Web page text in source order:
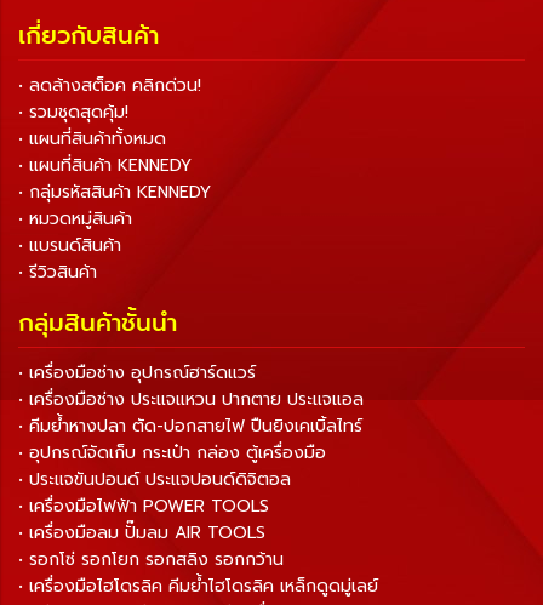
เกี่ยวกับสินค้า
• ลดล้างสต็อค คลิกด่วน!
• รวมชุดสุดคุ้ม!
• แผนที่สินค้าทั้งหมด
• แผนที่สินค้า KENNEDY
• กลุ่มรหัสสินค้า KENNEDY
• หมวดหมู่สินค้า
• แบรนด์สินค้า
• รีวิวสินค้า
กลุ่มสินค้าชั้นนำ
• เครื่องมือช่าง อุปกรณ์ฮาร์ดแวร์
• เครื่องมือช่าง ประแจแหวน ปากตาย ประแจแอล
• คีมย้ำหางปลา ตัด-ปอกสายไฟ ปืนยิงเคเบิ้ลไทร์
• อุปกรณ์จัดเก็บ กระเป๋า กล่อง ตู้เครื่องมือ
• ประแจขันปอนด์ ประแจปอนด์ดิจิตอล
• เครื่องมือไฟฟ้า POWER TOOLS
• เครื่องมือลม ปั๊มลม AIR TOOLS
• รอกโซ่ รอกโยก รอกสลิง รอกกว้าน
• เครื่องมือไฮโดรลิค คีมย้ำไฮโดรลิค เหล็กดูดมู่เลย์